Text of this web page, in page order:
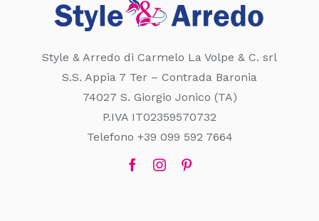
Style & Arredo di Carmelo La Volpe & C. srl
S.S. Appia 7 Ter – Contrada Baronia
74027 S. Giorgio Jonico (TA)
P.IVA IT02359570732
Telefono +39 099 592 7664